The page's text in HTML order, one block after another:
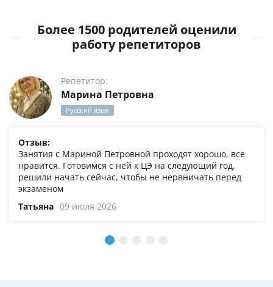
Более 1500 родителей оценили
работу репетиторов
Репетитор:
Марина Петровна
Русский язык
Отзыв:
Занятия с Мариной Петровной проходят хорошо, все
нравится. Готовимся с ней к ЦЭ на следующий год,
решили начать сейчас, чтобы не нервничать перед
экзаменом
Татьяна 09 июля 2026